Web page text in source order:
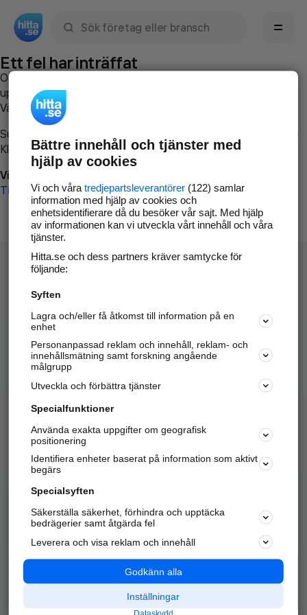
Ett fel har inträffat
Om du vill kan du
uppstod så att vi lättare och snabbare kan avhjälpa det.
Vänligen försök med följande:
Surfa till
Klicka påTillbaka-knappen i webbläsaren och försök igen
Vi beklagar besväret!
Till startsidan
Hitta.se - Gratis nummerupplysning.
Sök företag, personer och platser.
Hitta telefonnummer, adresser, företagsinfo mm.
Marknadsför företaget
Kom igång och annonsera mot
samarbetspartners nära dig.
Alla kategorier
Populära sökningar
API & Kartor
Annonsera
Integritet
Nödnummer
Bättre innehåll och tjänster med
hjälp av cookies
Vi och våra tredjepartsleverantörer(122) samlar
information med hjälp av cookies och
enhetsidentifierare då du besöker vår sajt. Med hjälp
av informationen kan vi utveckla vårt innehåll och våra
tjänster.
Hitta.se och dess partners kräver samtycke för
följande:
Syften
Lagra och/eller få åtkomst till information på en
enhet
Personanpassad reklam och innehåll, reklam- och
innehållsmätning samt forskning angående
målgrupp
Utveckla och förbättra tjänster
Specialfunktioner
Använda exakta uppgifter om geografisk
positionering
Identifiera enheter baserat på information som aktivt
begärs
Specialsyften
Säkerställa säkerhet, förhindra och upptäcka
bedrägerier samt åtgärda fel
Leverera och visa reklam och innehåll
Godkänn alla
Inställningar
Dataskydd